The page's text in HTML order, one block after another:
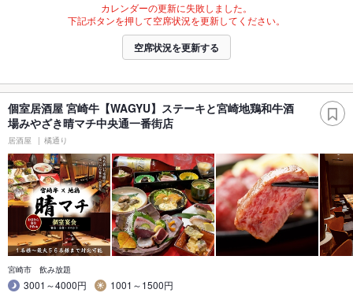
カレンダーの更新に失敗しました。
下記ボタンを押して空席状況を更新してください。
空席状況を更新する
個室居酒屋 宮崎牛【WAGYU】ステーキと宮崎地鶏和牛酒
場みやざき晴マチ中央通一番街店
居酒屋 橘通り
宮崎市 飲み放題
3001～4000円
1001～1500円